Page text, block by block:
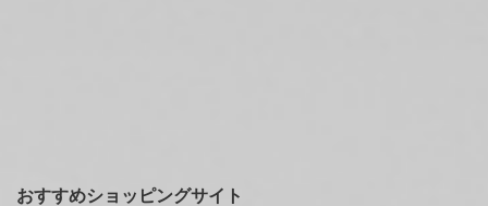
おすすめショッピングサイト